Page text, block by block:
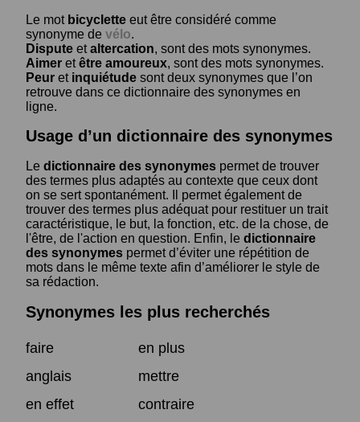
Le mot bicyclette eut être considéré comme
synonyme de vélo.
Dispute etaltercation, sont des mots synonymes.
Aimer etêtre amoureux, sont des mots synonymes.
Peur et inquiétude sont deux synonymes que l’on
retrouve dans ce dictionnaire des synonymes en
ligne.
Usage d’un dictionnaire des synonymes
Le dictionnaire des synonymes permet de trouver
des termes plus adaptés au contexte que ceux dont
on se sert spontanément. Il permet également de
trouver des termes plus adéquat pour restituer un trait
caractéristique, le but, la fonction, etc. de la chose, de
l'être, de l'action en question. Enfin, le dictionnaire
des synonymes permet d’éviter une répétition de
mots dans le même texte afin d’améliorer le style de
sa rédaction.
Synonymes les plus recherchés
faire
en plus
anglais
mettre
en effet
contraire